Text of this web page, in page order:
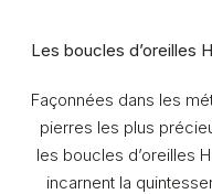
Les boucles d’oreilles
Façonnées dans les
pierres les plus
les boucles d’oreilles
incarnent la